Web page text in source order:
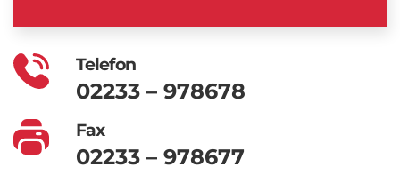
Telefon
02233 – 978678
Fax
02233 – 978677